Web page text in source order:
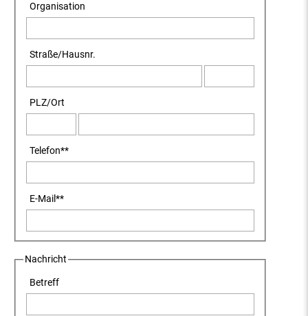
Organisation
Straße/Hausnr.
PLZ/Ort
Telefon**
E-Mail**
Nachricht
Betreff